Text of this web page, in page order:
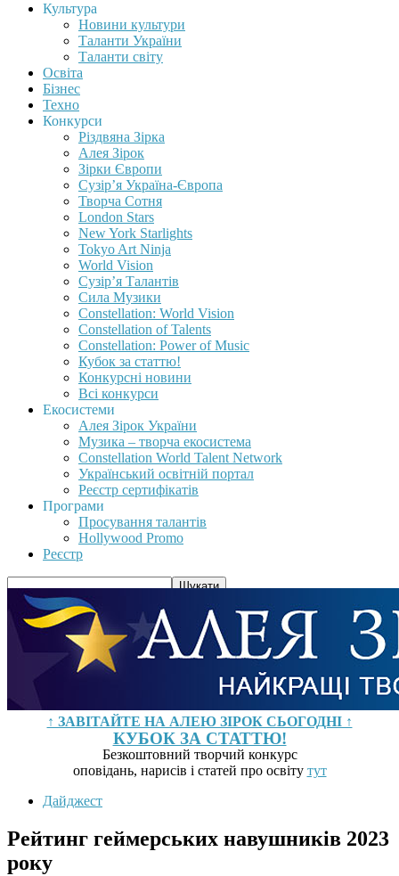
Культура
Новини культури
Таланти України
Таланти світу
Освіта
Бізнес
Техно
Конкурси
Різдвяна Зірка
Алея Зірок
Зірки Європи
Сузір’я Україна-Європа
Творча Сотня
London Stars
New York Starlights
Tokyo Art Ninja
World Vision
Сузір’я Талантів
Сила Музики
Constellation: World Vision
Constellation of Talents
Constellation: Power of Music
Кубок за статтю!
Конкурсні новини
Всі конкурси
Екосистеми
Алея Зірок України
Музика – творча екосистема
Constellation World Talent Network
Український освітній портал
Реєстр сертифікатів
Програми
Просування талантів
Hollywood Promo
Реєстр
↑ ЗАВІТАЙТЕ НА АЛЕЮ ЗІРОК СЬОГОДНІ ↑
КУБОК ЗА СТАТТЮ!
Безкоштовний творчий конкурс
оповідань, нарисів і статей про освіту тут
Дайджест
Рейтинг геймерських навушників 2023
року